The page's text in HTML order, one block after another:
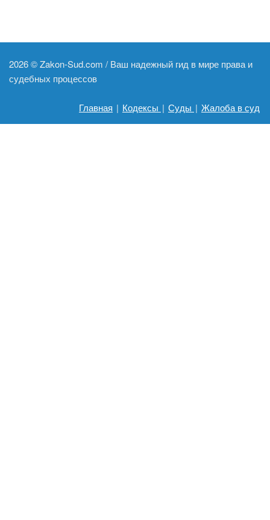
2026 ©Zakon-Sud.com / Ваш надежный гид в мире права и
судебных процессов
Главная | Кодексы | Суды | Жалоба в суд